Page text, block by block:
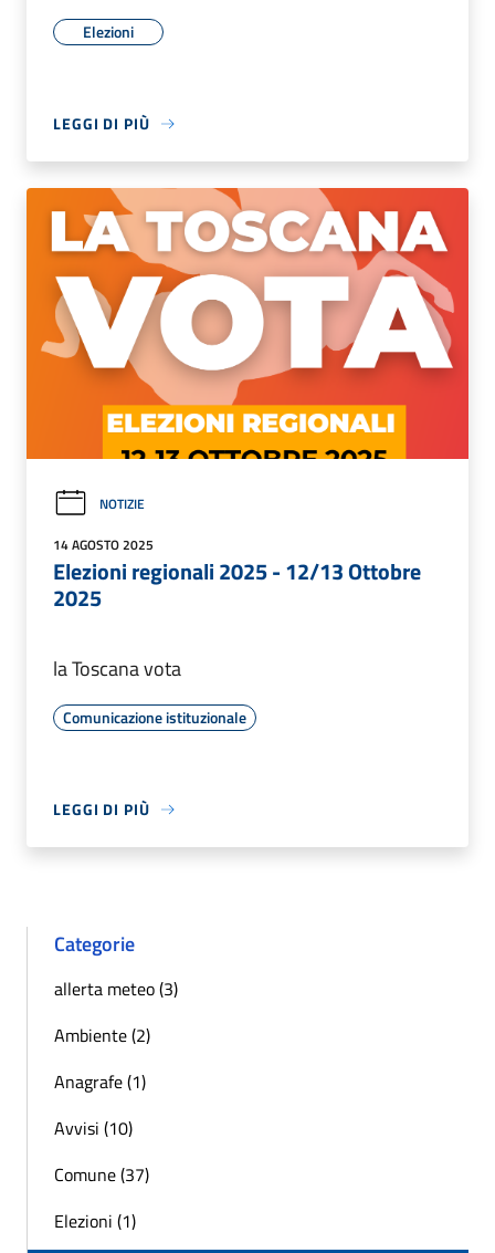
Elezioni
LEGGI DI PIÙ
NOTIZIE
14 AGOSTO 2025
Elezioni regionali 2025 - 12/13 Ottobre
2025
la Toscana vota
Comunicazione istituzionale
LEGGI DI PIÙ
Categorie
allerta meteo (3)
Ambiente (2)
Anagrafe (1)
Avvisi (10)
Comune (37)
Elezioni (1)